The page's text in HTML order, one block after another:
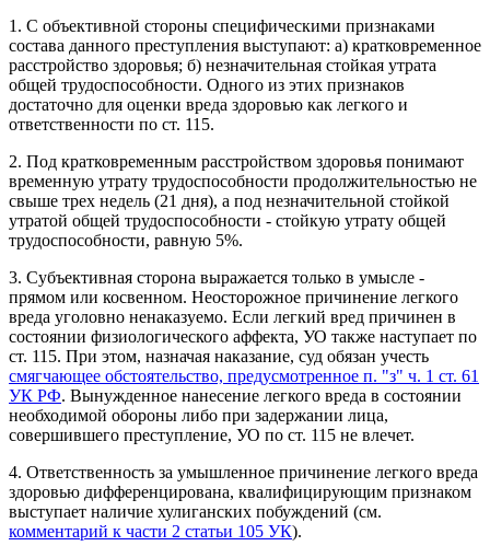
1. С объективной стороны специфическими признаками
состава данного преступления выступают: а) кратковременное
расстройство здоровья; б) незначительная стойкая утрата
общей трудоспособности. Одного из этих признаков
достаточно для оценки вреда здоровью как легкого и
ответственности по ст. 115.
2. Под кратковременным расстройством здоровья понимают
временную утрату трудоспособности продолжительностью не
свыше трех недель (21 дня), а под незначительной стойкой
утратой общей трудоспособности - стойкую утрату общей
трудоспособности, равную 5%.
3. Субъективная сторона выражается только в умысле -
прямом или косвенном. Неосторожное причинение легкого
вреда уголовно ненаказуемо. Если легкий вред причинен в
состоянии физиологического аффекта, УО также наступает по
ст. 115. При этом, назначая наказание, суд обязан учесть
смягчающее обстоятельство, предусмотренное п. "з" ч. 1 ст. 61
УК РФ. Вынужденное нанесение легкого вреда в состоянии
необходимой обороны либо при задержании лица,
совершившего преступление, УО по ст. 115 не влечет.
4. Ответственность за умышленное причинение легкого вреда
здоровью дифференцирована, квалифицирующим признаком
выступает наличие хулиганских побуждений (см.
комментарий к части 2 статьи 105 УК).